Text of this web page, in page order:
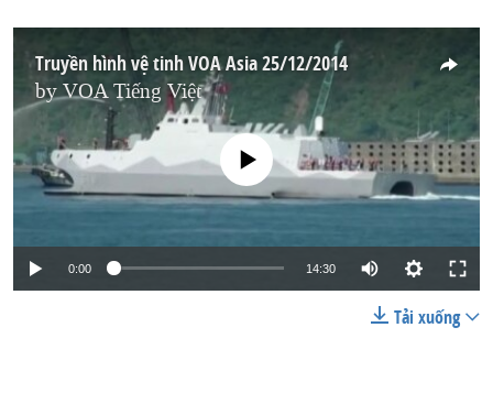
Truyền hình vệ tinh VOA Asia 25/12/2014
byVOA Tiếng Việt
No media source currently available
0:00 14:30
Tải xuống